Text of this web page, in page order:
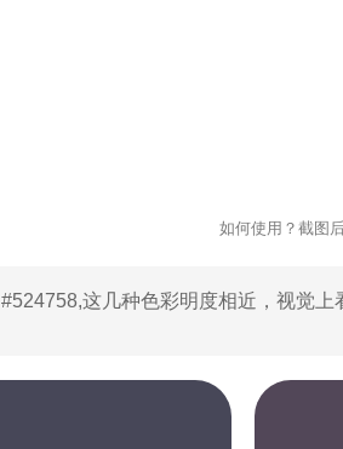
如何使用？截图
#524758,这几种色彩明度相近，视觉上